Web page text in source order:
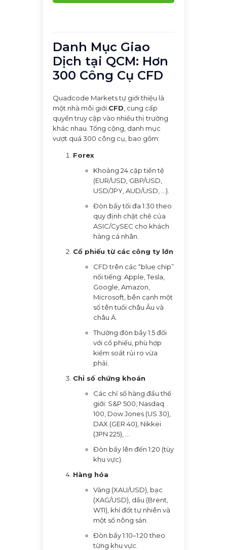
Danh Mục Giao
Dịch tại QCM: Hơn
300 Công Cụ CFD
Quadcode Markets tự giới thiệu là
một nhà môi giới CFD , cung cấp
quyền truy cập vào nhiều thị trường
khác nhau. Tổng cộng, danh mục
vượt quá 300 công cụ, bao gồm:
Forex
Khoảng 24 cặp tiền tệ
(EUR/USD, GBP/USD,
USD/JPY, AUD/USD, ...).
Đòn bẩy tối đa 1:30 theo
quy định chặt chẽ của
ASIC/CySEC cho khách
hàng cá nhân.
Cổ phiếu từ các công ty lớn
CFD trên các “blue chip”
nổi tiếng: Apple, Tesla,
Google, Amazon,
Microsoft, bên cạnh một
số tên tuổi châu Âu và
châu Á.
Thường đòn bẩy 1:5 đối
với cổ phiếu, phù hợp
kiểm soát rủi ro vừa
phải.
Chỉ số chứng khoán
Các chỉ số hàng đầu thế
giới: S&P 500, Nasdaq
100, Dow Jones (US 30),
DAX (GER 40), Nikkei
(JPN 225), ...
Đòn bẩy lên đến 1:20 (tùy
khu vực).
Hàng hóa
Vàng (XAU/USD), bạc
(XAG/USD), dầu (Brent,
WTI), khí đốt tự nhiên và
một số nông sản.
Đòn bẩy 1:10–1:20 theo
từng khu vực.